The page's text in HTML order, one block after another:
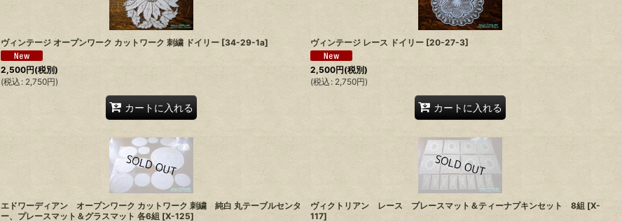
ヴィンテージ オープンワーク カットワーク 刺繍 ドイリー [34-29-1a]
2,500円(税別)
(税込 : 2,750円)
カートに入れる
ヴィンテージ レース ドイリー [20-27-3]
2,500円(税別)
(税込 : 2,750円)
カートに入れる
エドワーディアン オープンワーク カットワーク 刺繍 純白 丸テーブルセンタ
ー、プレースマット＆グラスマット 各6組 [X-125]
ヴィクトリアン レース プレースマット＆ティーナプキンセット 8組 [X-
117]